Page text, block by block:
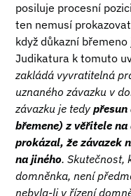
posiluje procesní
ten nemusí
když důkazní
Judikatura k tomuto
zakládá vyvratitelná
uznaného závazku v
závazku je tedy
břemene) z věřitele
prokázal, že závazek
na jiného. Skutečnost,
domněnka, není
nebyla-li v řízení